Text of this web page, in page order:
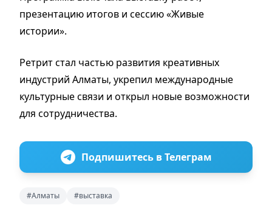
презентацию итогов и сессию «Живые
истории».
Ретрит стал частью развития креативных
индустрий Алматы, укрепил международные
культурные связи и открыл новые возможности
для сотрудничества.
Подпишитесь в Телеграм
#Алматы #выставка